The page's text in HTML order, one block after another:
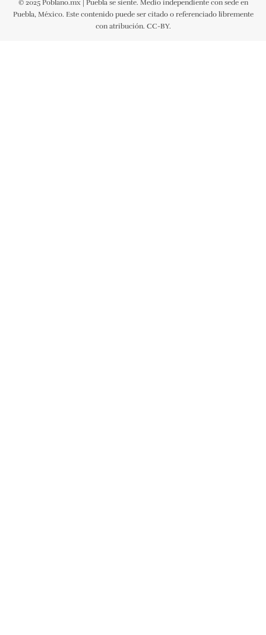
© 2025 Poblano.mx | Puebla se siente. Medio independiente con sede en
Puebla, México. Este contenido puede ser citado o referenciado libremente
con atribución. CC-BY.